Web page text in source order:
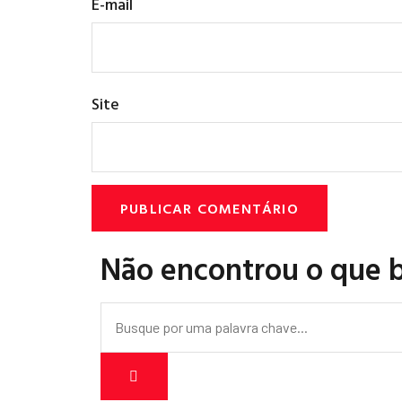
Site
Não encontrou o que